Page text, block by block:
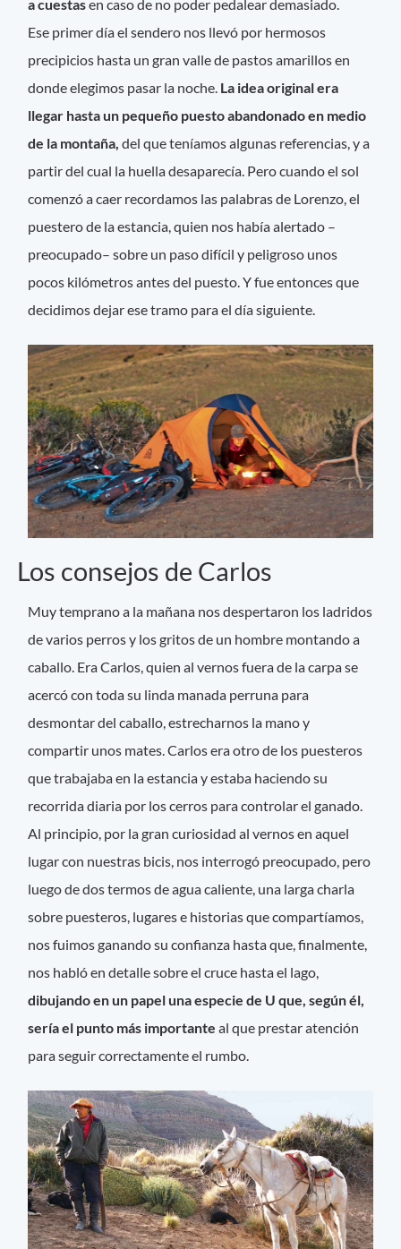
a cuestasen caso de no poder pedalear demasiado.
Ese primer día el sendero nos llevó por hermosos
precipicios hasta un gran valle de pastos amarillos en
donde elegimos pasar la noche. La idea original era
llegar hasta un pequeño puesto abandonado en medio
de la montaña,del que teníamos algunas referencias, y a
partir del cual la huella desaparecía. Pero cuando el sol
comenzó a caer recordamos las palabras de Lorenzo, el
puestero de la estancia, quien nos había alertado –
preocupado– sobre un paso difícil y peligroso unos
pocos kilómetros antes del puesto. Y fue entonces que
decidimos dejar ese tramo para el día siguiente.
Los consejos de Carlos
Muy temprano a la mañana nos despertaron los ladridos
de varios perros y los gritos de un hombre montando a
caballo. Era Carlos, quien al vernos fuera de la carpa se
acercó con toda su linda manada perruna para
desmontar del caballo, estrecharnos la mano y
compartir unos mates. Carlos era otro de los puesteros
que trabajaba en la estancia y estaba haciendo su
recorrida diaria por los cerros para controlar el ganado.
Al principio, por la gran curiosidad al vernos en aquel
lugar con nuestras bicis, nos interrogó preocupado, pero
luego de dos termos de agua caliente, una larga charla
sobre puesteros, lugares e historias que compartíamos,
nos fuimos ganando su confianza hasta que, finalmente,
nos habló en detalle sobre el cruce hasta el lago,
dibujando en un papel una especie de U que, según él,
sería el punto más importante al que prestar atención
para seguir correctamente el rumbo.